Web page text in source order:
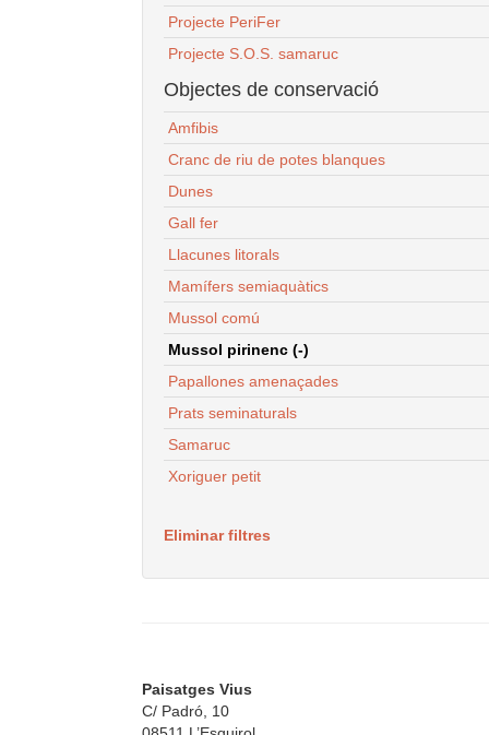
Projecte PeriFer
Projecte S.O.S. samaruc
Objectes de conservació
Amfibis
Cranc de riu de potes blanques
Dunes
Gall fer
Llacunes litorals
Mamífers semiaquàtics
Mussol comú
Mussol pirinenc (-)
Papallones amenaçades
Prats seminaturals
Samaruc
Xoriguer petit
Eliminar filtres
Paisatges Vius
C/ Padró, 10